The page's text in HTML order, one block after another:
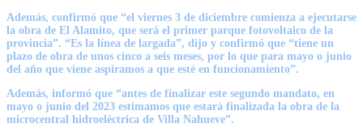
Además, confirmó que “el viernes 3 de diciembre comienza a ejecutarse
la obra de El Alamito, que será el primer parque fotovoltaico de la
provincia”. “Es la línea de largada”, dijo y confirmó que “tiene un
plazo de obra de unos cinco a seis meses, por lo que para mayo o junio
del año que viene aspiramos a que esté en funcionamiento”.
Además, informó que “antes de finalizar este segundo mandato, en
mayo o junio del 2023 estimamos que estará finalizada la obra de la
microcentral hidroeléctrica de Villa Nahueve”.